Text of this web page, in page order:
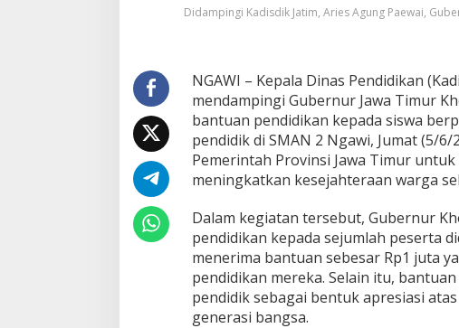
i
a
l
u
r
k
a
n
a
n
t
u
a
n
P
Didampingi Kadisdik Jatim, Aries Agung Paewai,
NGAWI – Kepala Dinas Pendidikan
mendampingi Gubernur Jawa Timur
bantuan pendidikan kepada siswa
pendidik di SMAN 2 Ngawi, Jumat (5/
Pemerintah Provinsi Jawa Timur
meningkatkan kesejahteraan warga
Dalam kegiatan tersebut, Gubernur
pendidikan kepada sejumlah peserta
menerima bantuan sebesar Rp1 juta
pendidikan mereka. Selain itu,
pendidik sebagai bentuk apresiasi
generasi bangsa.